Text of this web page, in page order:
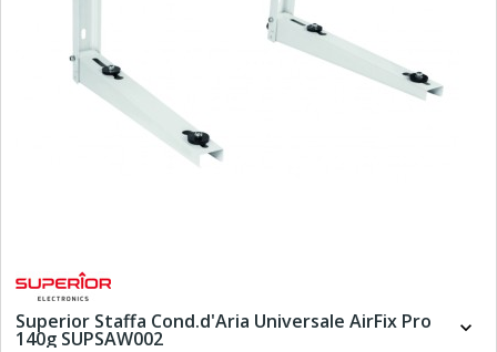
Superior Staffa Cond.d'Aria Universale AirFix Pro
140g SUPSAW002 expand_more